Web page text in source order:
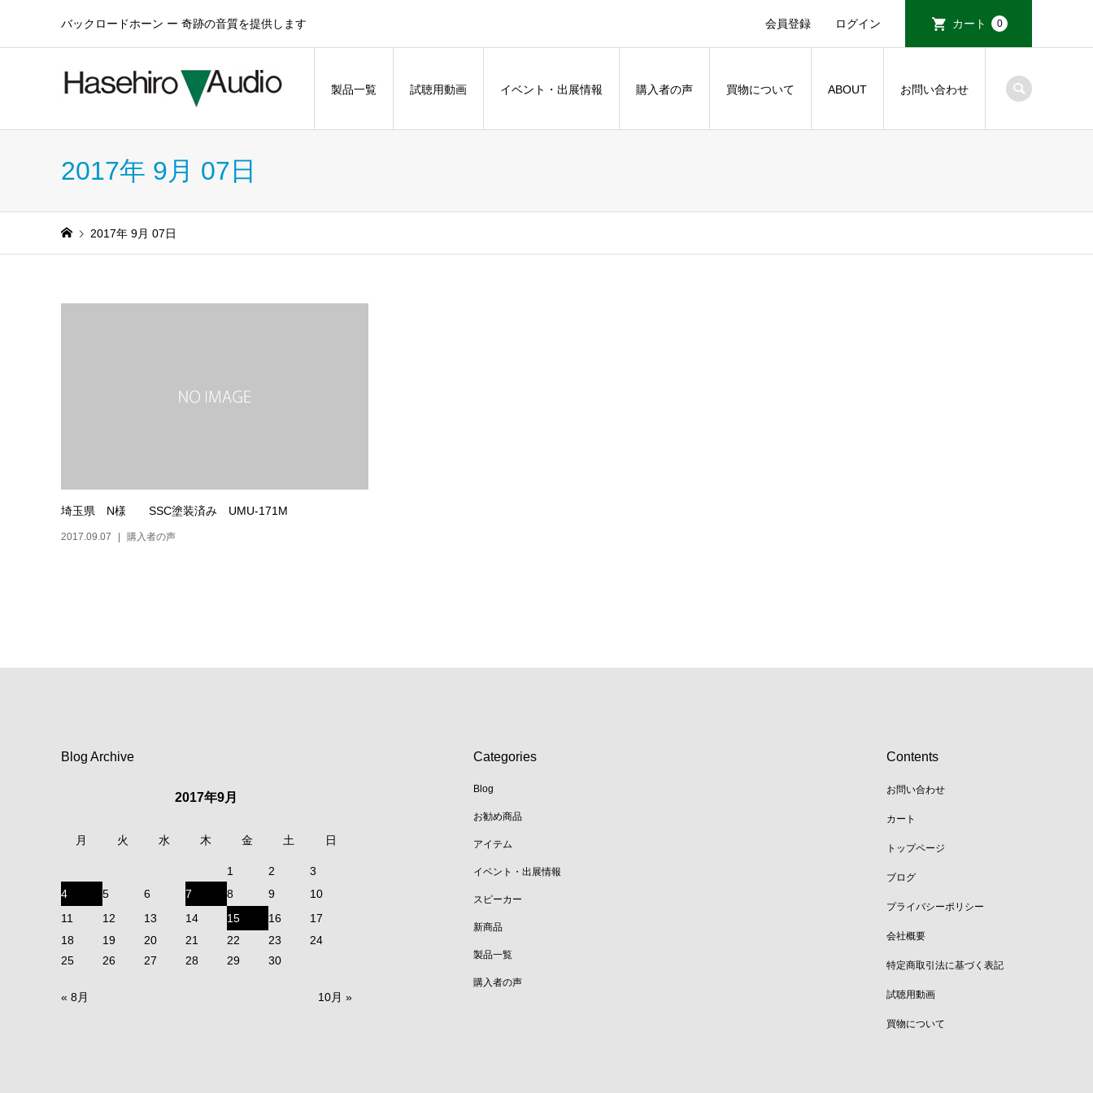
バックロードホーン ー 奇跡の音質を提供します 会員登録 ログイン カート 0
製品一覧 試聴用動画 イベント・出展情報 購入者の声 買物について ABOUT お問い合わせ
2017年 9月 07日
2017年 9月 07日
埼玉県 N様 SSC塗装済み UMU-171M
2017.09.07 購入者の声
Blog Archive
2017年9月
月 火 水 木 金 土 日
1 2
3
4
5 6 7 8 9
10
11
12 13 14 15 16
17
18
19 20 21 22 23
24
25
26 27 28 29 30
« 8月 10月 »
Categories
Blog
お勧め商品
アイテム
イベント・出展情報
スピーカー
新商品
製品一覧
購入者の声
Contents
お問い合わせ
カート
トップページ
ブログ
プライバシーポリシー
会社概要
特定商取引法に基づく表記
試聴用動画
買物について